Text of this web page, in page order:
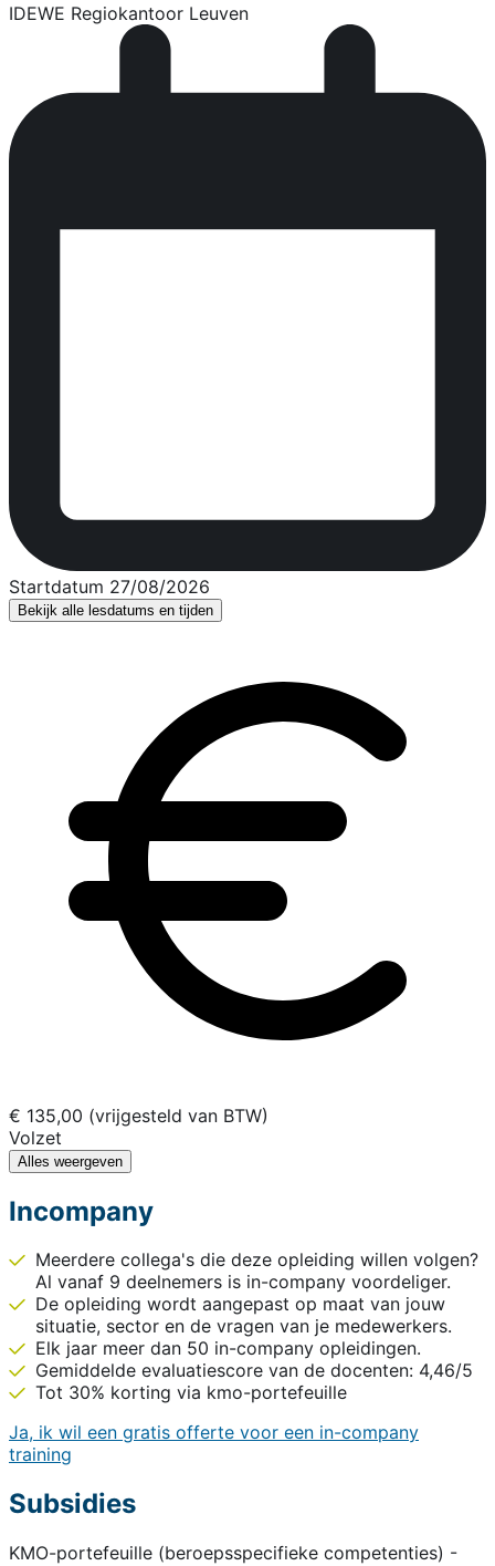
IDEWE Regiokantoor Leuven
Startdatum 27/08/2026
Bekijk alle lesdatums en tijden
€ 135,00 (vrijgesteld van BTW)
Volzet
Alles weergeven
Incompany
Meerdere collega's die deze opleiding willen volgen?
Al vanaf 9 deelnemers is in-company voordeliger.
De opleiding wordt aangepast op maat van jouw
situatie, sector en de vragen van je medewerkers.
Elk jaar meer dan 50 in-company opleidingen.
Gemiddelde evaluatiescore van de docenten: 4,46/5
Tot 30% korting via kmo-portefeuille
Ja, ik wil een gratis offerte voor een in-company
training
Subsidies
KMO-portefeuille (beroepsspecifieke competenties) -